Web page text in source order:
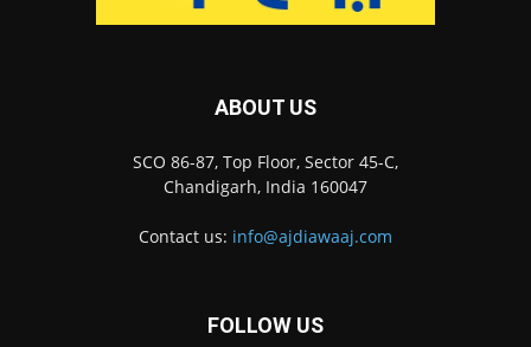
ABOUT US
SCO 86-87, Top Floor, Sector 45-C,
Chandigarh, India 160047
Contact us: info@ajdiawaaj.com
FOLLOW US